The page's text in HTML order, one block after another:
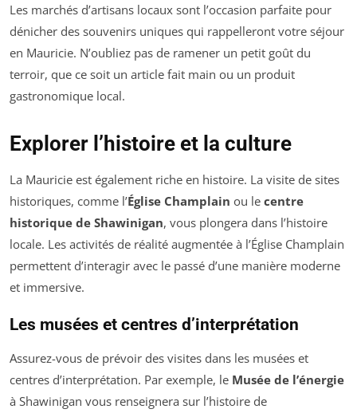
Les marchés d’artisans locaux sont l’occasion parfaite pour
dénicher des souvenirs uniques qui rappelleront votre séjour
en Mauricie. N’oubliez pas de ramener un petit goût du
terroir, que ce soit un article fait main ou un produit
gastronomique local.
Explorer l’histoire et la culture
La Mauricie est également riche en histoire. La visite de sites
historiques, comme l’Église Champlain ou le centre
historique de Shawinigan, vous plongera dans l’histoire
locale. Les activités de réalité augmentée à l’Église Champlain
permettent d’interagir avec le passé d’une manière moderne
et immersive.
Les musées et centres d’interprétation
Assurez-vous de prévoir des visites dans les musées et
centres d’interprétation. Par exemple, le Musée de l’énergie
à Shawinigan vous renseignera sur l’histoire de